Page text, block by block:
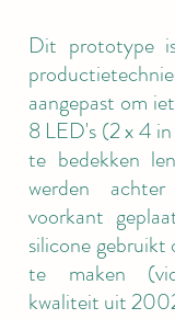
Dit prototype
aangepast om
8 LED's (2 x 4
te bedekken
werden
voorkant
silicone gebruikt
te maken
kwaliteit uit